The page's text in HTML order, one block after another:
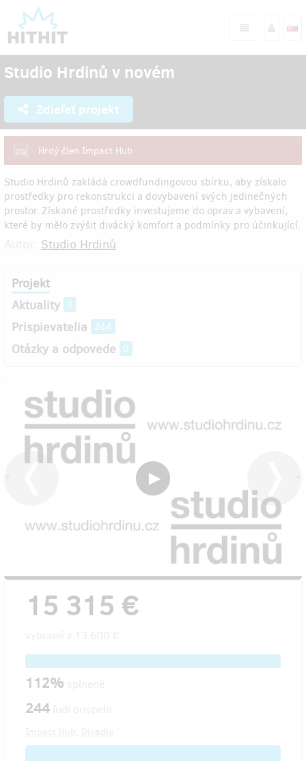
Studio Hrdinů v novém
Zdieľať projekt
Hrdý člen Impact Hub
Studio Hrdinů zakládá crowdfundingovou sbírku, aby získalo
prostředky pro rekonstrukci a dovybavení svých jedinečných
prostor. Získané prostředky investujeme do oprav a vybavení,
které by mělo zvýšit divácký komfort a podmínky pro účinkující.
Studio Hrdinů
Projekt
Aktuality 3
Prispievatelia 244
Otázky a odpovede 0
15 315 €
112%
244